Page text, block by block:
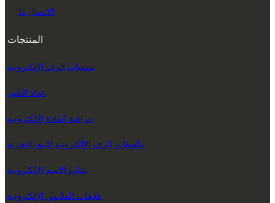
الاتصال بنا
المنتجات
تسميات الرف الإلكترونية
عداد الناس
مراقبة المادة الإلكترونية
ملصقات الرف الإلكترونية للبيع بالتجزئة
شارة الاسم الإلكترونية
علامات الملابس الإلكترونية